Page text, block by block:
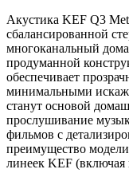
Акустика KEF Q3
сбалансированной
многоканальный
продуманной
обеспечивает
минимальными
станут основой
прослушивание
фильмов с
преимущество
линеек KEF (включая